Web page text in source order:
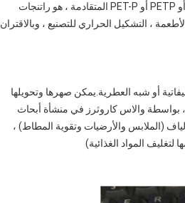
البولي إيثيلين تيريفثاليت (يُكتب أحيانًا بولي (إيثيلين تيريفثاليت)) ، والمختصر عادةً PET ، PETE ، أو PETP أو PET-P المتقادمة ، هو راتنجات
، التشكيل الحراري للتصنيع ، وبالاقتران
أو شبه العطرية.يمكن صهرها وتحويلها
إلى ألياف أو أفلام أو أشكال.تم إنتاج المثال الأول من النايلون (النايلون 6،6) في 28 فبراير 1935 ، بواسطة والاس كاروثرز في منشأة أبحاث
(الملابس والأرضيات وتقوية المطاط) ،
المواد الغذائية)